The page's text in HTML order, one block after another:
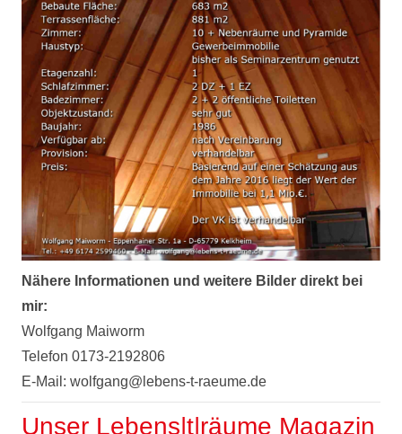
Nähere Informationen und weitere Bilder direkt bei
mir:
Wolfgang Maiworm
Telefon 0173-2192806
E-Mail: wolfgang@lebens-t-raeume.de
Unser Lebens|t|räume Magazin